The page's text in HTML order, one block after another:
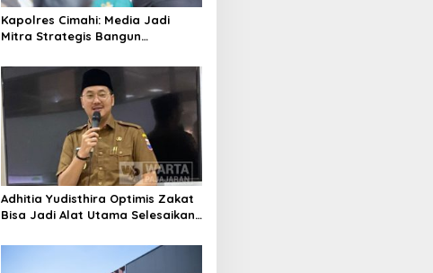
Kapolres Cimahi: Media Jadi
Mitra Strategis Bangun
Adhitia Yudisthira Optimis Zakat
Bisa Jadi Alat Utama Selesaikan